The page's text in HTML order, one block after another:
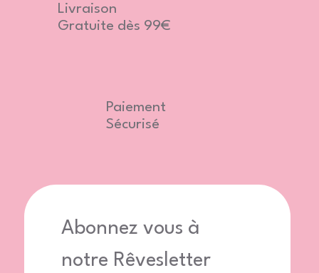
Abonnez vous à
notre Rêvesletter
Livraison
Gratuite dès 99€
Paiement
Sécurisé